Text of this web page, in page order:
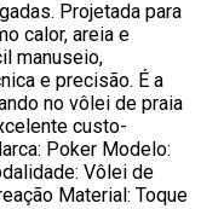
Projetada para
calor, areia e
manuseio,
e precisão. É a
no vôlei de praia
custo-
Poker Modelo:
Vôlei de
Material: Toque